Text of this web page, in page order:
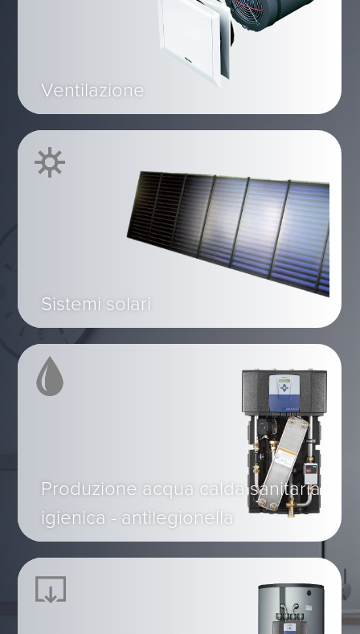
Ventilazione
Sistemi solari
Produzione acqua calda sanitaria
igienica - antilegionella